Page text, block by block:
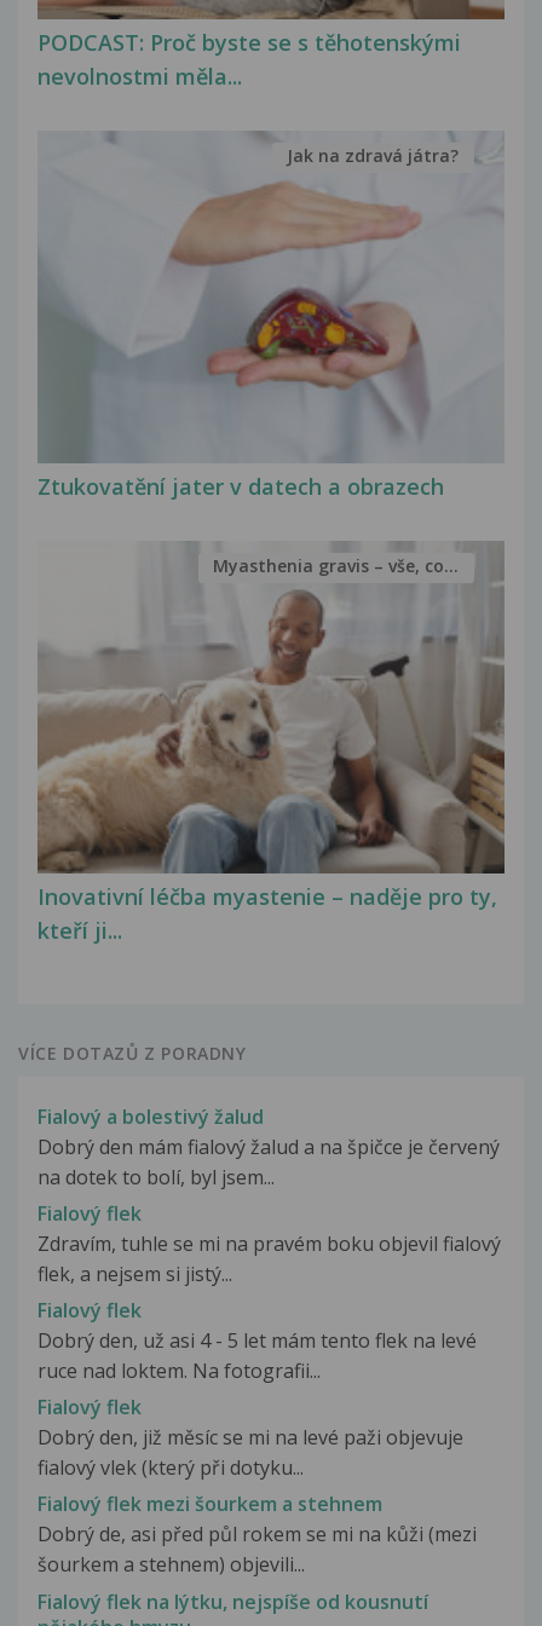
PODCAST: Proč byste se s těhotenskými
nevolnostmi měla...
Ztukovatění jater v datech a obrazech
Jak na zdravá játra?
Inovativní léčba myastenie – naděje pro ty,
kteří ji...
Myasthenia gravis – vše, co...
VÍCE DOTAZŮ Z PORADNY
Fialový a bolestivý žalud
Dobrý den mám fialový žalud a na špičce je červený
na dotek to bolí, byl jsem...
Fialový flek
Zdravím, tuhle se mi na pravém boku objevil fialový
flek, a nejsem si jistý...
Fialový flek
Dobrý den, už asi 4 - 5 let mám tento flek na levé
ruce nad loktem. Na fotografii...
Fialový flek
Dobrý den, již měsíc se mi na levé paži objevuje
fialový vlek (který při dotyku...
Fialový flek mezi šourkem a stehnem
Dobrý de, asi před půl rokem se mi na kůži (mezi
šourkem a stehnem) objevili...
Fialový flek na lýtku, nejspíše od kousnutí